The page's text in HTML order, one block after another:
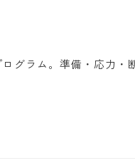
グラム。準備・応力・